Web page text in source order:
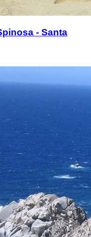
- Santa